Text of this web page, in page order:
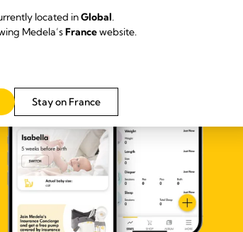
located inGlobal.
Medela’sFrancewebsite.
Stay on France